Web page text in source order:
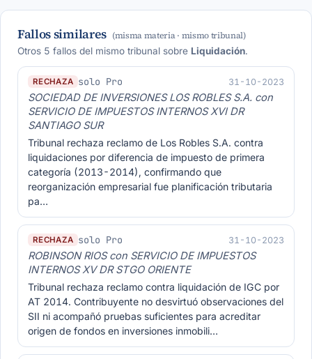
Fallos similares (misma materia · mismo tribunal)
Otros 5 fallos del mismo tribunal sobre Liquidación.
RECHAZA solo Pro 31-10-2023
SOCIEDAD DE INVERSIONES LOS ROBLES S.A. con
SERVICIO DE IMPUESTOS INTERNOS XVI DR
SANTIAGO SUR
Tribunal rechaza reclamo de Los Robles S.A. contra
liquidaciones por diferencia de impuesto de primera
categoría (2013-2014), confirmando que
reorganización empresarial fue planificación tributaria
pa…
RECHAZA solo Pro 31-10-2023
ROBINSON RIOS con SERVICIO DE IMPUESTOS
INTERNOS XV DR STGO ORIENTE
Tribunal rechaza reclamo contra liquidación de IGC por
AT 2014. Contribuyente no desvirtuó observaciones del
SII ni acompañó pruebas suficientes para acreditar
origen de fondos en inversiones inmobili…